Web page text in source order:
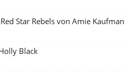
Star Rebels von Amie Kaufman
Black